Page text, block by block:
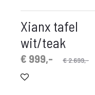
Xianx tafel
wit/teak
€2.699,-
€ 999,-
prijs